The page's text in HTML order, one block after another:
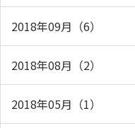
2018年09月（6）
2018年08月（2）
2018年05月（1）